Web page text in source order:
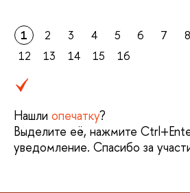
1 2 3 4 5 6 7 8
12
13 14 15 16
Нашли опечатку?
Выделите её, нажмите
уведомление. Спасибо за